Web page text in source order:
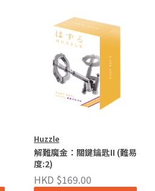
Huzzle
解難魔金：關鍵鑰匙II (難易
度:2)
HKD $169.00